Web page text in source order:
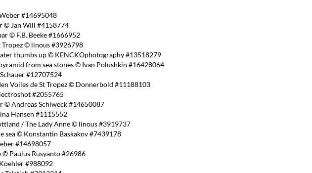
#14695048
© Jan Will #4158774
© F.B. Beeke #1666952
Tropez © linous #3926798
thumbs up © KENCKOphotography #13518279
from sea stones © Ivan Polushkin #16428064
#12707524
Voiles de St Tropez © Donnerbold #11188103
#2055765
© Andreas Schiweck #14650087
Hansen #1115552
/ The Lady Anne © linous #3919737
sea © Konstantin Baskakov #7439178
#14698057
© Paulus Rusyanto #26986
#988092